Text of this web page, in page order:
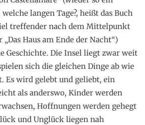
langen Tage?, heißt das Buch
treffender nach dem Mittelpunkt
„Das Haus am Ende der Nacht“)
Geschichte. Die Insel liegt zwar weit
sich die gleichen Dinge ab wie
Es wird gelebt und geliebt, ein
als anderswo, Kinder werden
Hoffnungen werden gehegt
und Unglück liegen nah